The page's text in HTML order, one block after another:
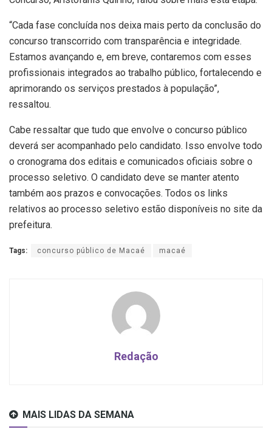
“Cada fase concluída nos deixa mais perto da conclusão do
concurso transcorrido com transparência e integridade.
Estamos avançando e, em breve, contaremos com esses
profissionais integrados ao trabalho público, fortalecendo e
aprimorando os serviços prestados à população”,
ressaltou.
Cabe ressaltar que tudo que envolve o concurso público
deverá ser acompanhado pelo candidato. Isso envolve todo
o cronograma dos editais e comunicados oficiais sobre o
processo seletivo. O candidato deve se manter atento
também aos prazos e convocações. Todos os links
relativos ao processo seletivo estão disponíveis no site da
prefeitura.
Tags: concurso público de Macaé macaé
Redação
MAIS LIDAS DA SEMANA